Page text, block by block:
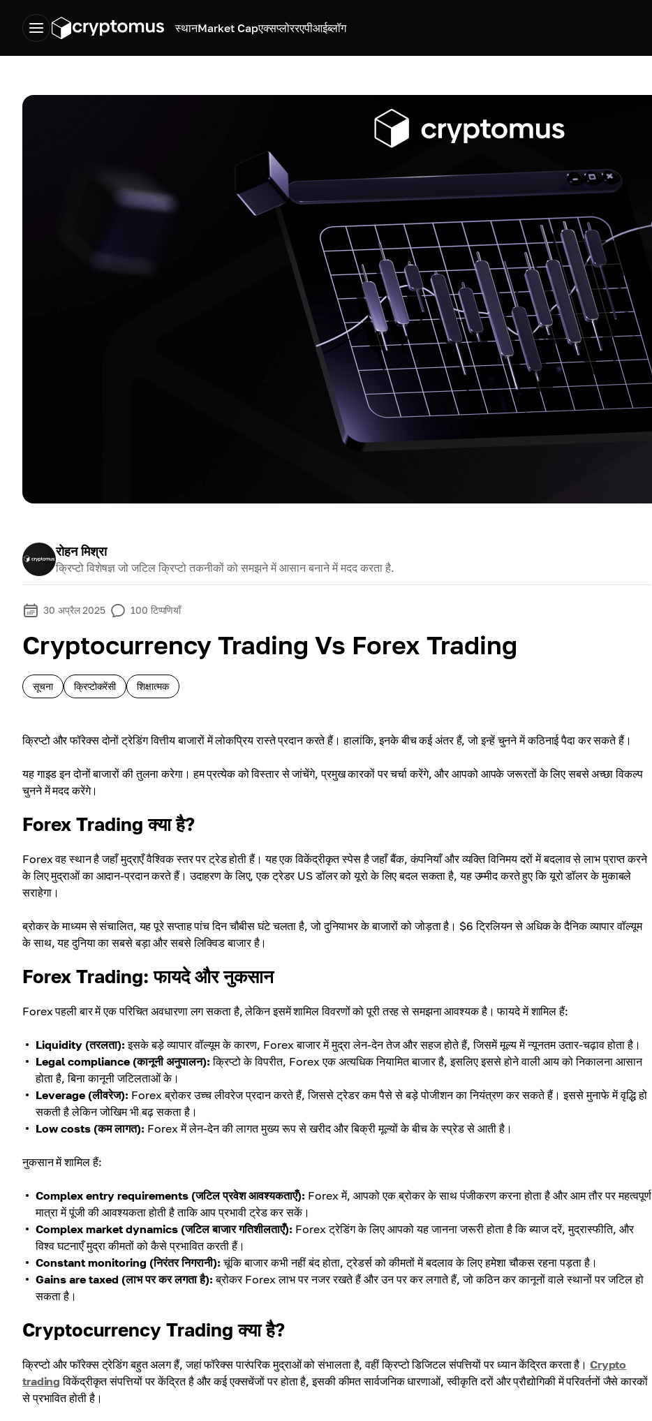
स्थानMarket Capएक्सप्लोररएपीआईब्लॉग
रोहन मिश्रा
क्रिप्टो विशेषज्ञ जो जटिल क्रिप्टो तकनीकों को समझने में आसान बनाने में मदद करता है.
30 अप्रैल 2025 100 टिप्पणियाँ
Cryptocurrency Trading Vs Forex Trading
सूचना क्रिप्टोकरेंसी शिक्षात्मक
क्रिप्टो और फॉरेक्स दोनों ट्रेडिंग वित्तीय बाजारों में लोकप्रिय रास्ते प्रदान करते हैं। हालांकि, इनके बीच कई अंतर हैं, जो इन्हें चुनने में कठिनाई पैदा कर सकते हैं।
यह गाइड इन दोनों बाजारों की तुलना करेगा। हम प्रत्येक को विस्तार से जांचेंगे, प्रमुख कारकों पर चर्चा करेंगे, और आपको आपके जरूरतों के लिए सबसे अच्छा विकल्प
चुनने में मदद करेंगे।
Forex Trading क्या है?
Forex वह स्थान है जहाँ मुद्राएँ वैश्विक स्तर पर ट्रेड होती हैं। यह एक विकेंद्रीकृत स्पेस है जहाँ बैंक, कंपनियाँ और व्यक्ति विनिमय दरों में बदलाव से लाभ प्राप्त करने
के लिए मुद्राओं का आदान-प्रदान करते हैं। उदाहरण के लिए, एक ट्रेडर US डॉलर को यूरो के लिए बदल सकता है, यह उम्मीद करते हुए कि यूरो डॉलर के मुकाबले
सराहेगा।
ब्रोकर के माध्यम से संचालित, यह पूरे सप्ताह पांच दिन चौबीस घंटे चलता है, जो दुनियाभर के बाजारों को जोड़ता है। $6 ट्रिलियन से अधिक के दैनिक व्यापार वॉल्यूम
के साथ, यह दुनिया का सबसे बड़ा और सबसे लिक्विड बाजार है।
Forex Trading: फायदे और नुकसान
Forex पहली बार में एक परिचित अवधारणा लग सकता है, लेकिन इसमें शामिल विवरणों को पूरी तरह से समझना आवश्यक है। फायदे में शामिल हैं:
Liquidity (तरलता): इसके बड़े व्यापार वॉल्यूम के कारण, Forex बाजार में मुद्रा लेन-देन तेज और सहज होते हैं, जिसमें मूल्य में न्यूनतम उतार-चढ़ाव होता है।
Legal compliance (कानूनी अनुपालन): क्रिप्टो के विपरीत, Forex एक अत्यधिक नियामित बाजार है, इसलिए इससे होने वाली आय को निकालना आसान
होता है, बिना कानूनी जटिलताओं के।
Leverage (लीवरेज): Forex ब्रोकर उच्च लीवरेज प्रदान करते हैं, जिससे ट्रेडर कम पैसे से बड़े पोजीशन का नियंत्रण कर सकते हैं। इससे मुनाफे में वृद्धि हो
सकती है लेकिन जोखिम भी बढ़ सकता है।
Low costs (कम लागत): Forex में लेन-देन की लागत मुख्य रूप से खरीद और बिक्री मूल्यों के बीच के स्प्रेड से आती है।
नुकसान में शामिल हैं:
Complex entry requirements (जटिल प्रवेश आवश्यकताएँ): Forex में, आपको एक ब्रोकर के साथ पंजीकरण करना होता है और आम तौर पर महत्वपूर्ण
मात्रा में पूंजी की आवश्यकता होती है ताकि आप प्रभावी ट्रेड कर सकें।
Complex market dynamics (जटिल बाजार गतिशीलताएँ): Forex ट्रेडिंग के लिए आपको यह जानना जरूरी होता है कि ब्याज दरें, मुद्रास्फीति, और
विश्व घटनाएँ मुद्रा कीमतों को कैसे प्रभावित करती हैं।
Constant monitoring (निरंतर निगरानी): चूंकि बाजार कभी नहीं बंद होता, ट्रेडर्स को कीमतों में बदलाव के लिए हमेशा चौकस रहना पड़ता है।
Gains are taxed (लाभ पर कर लगता है): ब्रोकर Forex लाभ पर नजर रखते हैं और उन पर कर लगाते हैं, जो कठिन कर कानूनों वाले स्थानों पर जटिल हो
सकता है।
Cryptocurrency Trading क्या है?
क्रिप्टो और फॉरेक्स ट्रेडिंग बहुत अलग हैं, जहां फॉरेक्स पारंपरिक मुद्राओं को संभालता है, वहीं क्रिप्टो डिजिटल संपत्तियों पर ध्यान केंद्रित करता है। Crypto
trading विकेंद्रीकृत संपत्तियों पर केंद्रित है और कई एक्सचेंजों पर होता है, इसकी कीमत सार्वजनिक धारणाओं, स्वीकृति दरों और प्रौद्योगिकी में परिवर्तनों जैसे कारकों
से प्रभावित होती है।